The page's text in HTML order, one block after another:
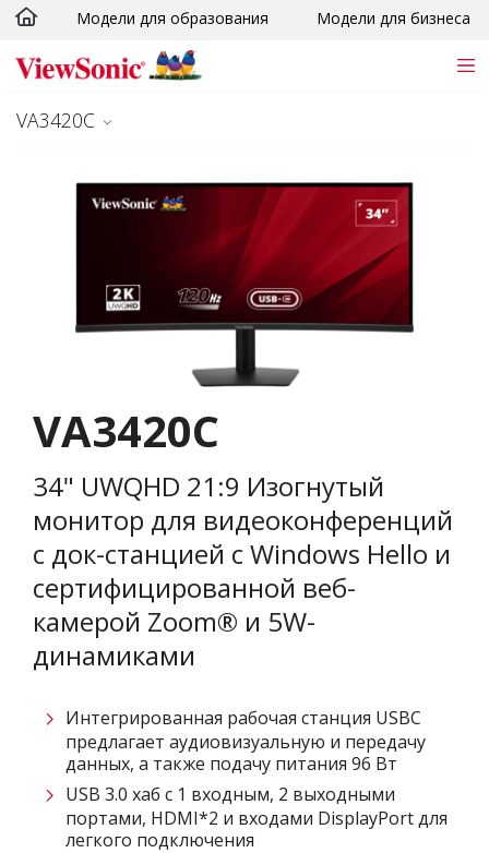
Skip to main content
Модели для образования Модели для бизнеса
VA3420C
VA3420C
34" UWQHD 21:9 Изогнутый
монитор для видеоконференций
с док-станцией с Windows Hello и
сертифицированной веб-
камерой Zoom® и 5W-
динамиками
Интегрированная рабочая станция USBC
предлагает аудиовизуальную и передачу
данных, а также подачу питания 96 Вт
USB 3.0 хаб с 1 входным, 2 выходными
портами, HDMI*2 и входами DisplayPort для
легкого подключения